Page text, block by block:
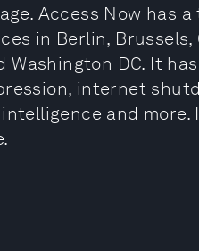
Access Now has a
in Berlin, Brussels,
Washington DC. It
internet
and more.